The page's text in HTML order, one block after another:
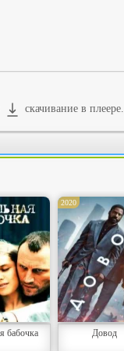
скачивание в плеере.
бабочка
2020
Довод